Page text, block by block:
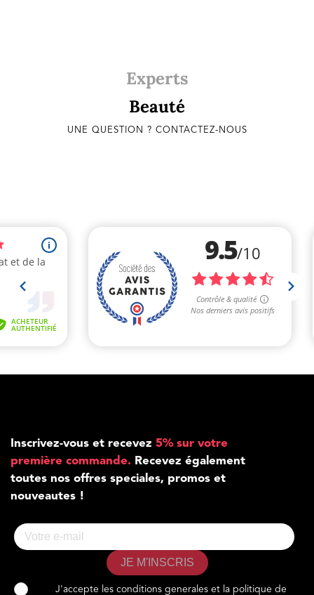
Experts
Beauté
UNE QUESTION ? CONTACTEZ-NOUS
Inscrivez-vous et recevez 5% sur votre
première commande. Recevez également
toutes nos offres speciales, promos et
nouveautes !
JE M'INSCRIS
J'accepte les conditions generales et la politique de